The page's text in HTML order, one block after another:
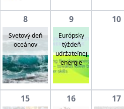
8
Svetový deň
oceánov
9
Európsky
týždeň
udržateľnej
energie
10
15 16 17